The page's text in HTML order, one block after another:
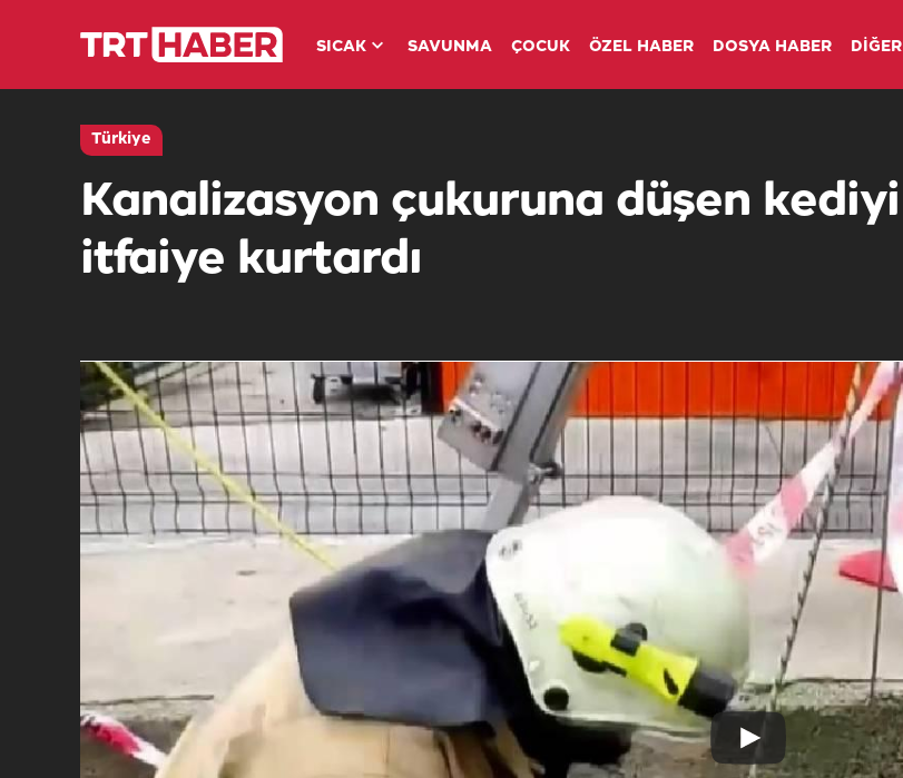
SICAK SAVUNMA ÇOCUK ÖZEL HABER DOSYA HABER DİĞER
Türkiye
Kanalizasyon çukuruna düşen kediyi
itfaiye kurtardı
Play